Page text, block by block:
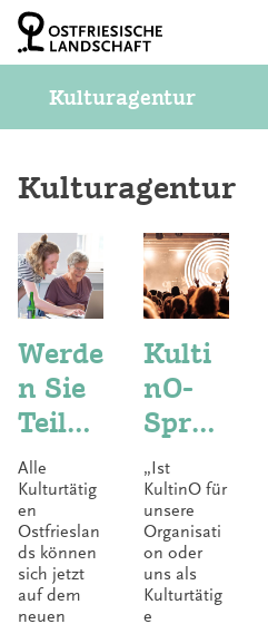
a
Kulturagentur
Kulturagentur
Werde
n Sie
Teil
von
Kulti
nO
Alle
Kulturtätig
en
Ostfrieslan
ds können
sich jetzt
auf dem
neuen
Kulti
nO-
Sprec
hstun
de
„Ist
KultinO für
unsere
Organisati
on oder
uns als
Kulturtätig
e